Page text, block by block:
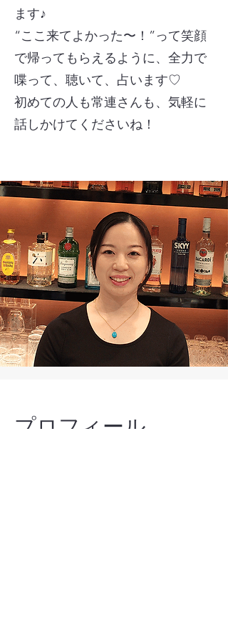
ます♪
“ここ来てよかった〜！”って笑顔
で帰ってもらえるように、全力で
喋って、聴いて、占います♡
初めての人も常連さんも、気軽に
話しかけてくださいね！
プロフィール